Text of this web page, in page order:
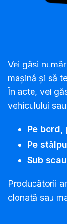
Vei găsi
mașină și să
În acte, vei
vehiculului
Pe bord,
Pe
Sub
Producătorii
clonată sau